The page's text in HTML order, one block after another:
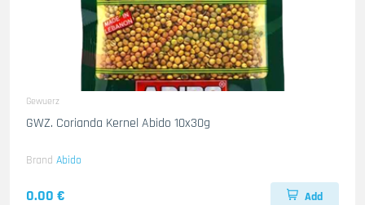
Gewuerz
GWZ. Corianda Kernel Abido 10x30g
Brand Abido
0.00 € Add